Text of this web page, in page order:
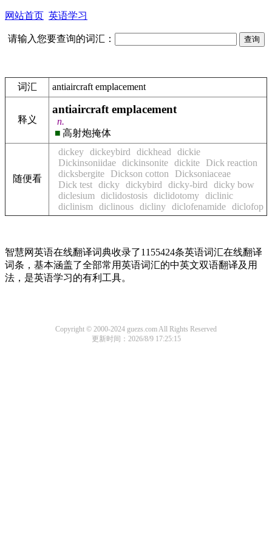
网站首页 英语学习
请输入您要查询的词汇：
词汇 antiaircraft emplacement
释义
antiaircraft emplacement
n.
■ 高射炮掩体
随便看
dickey dickeybird dickhead
dickie
Dickinsoniidae dickinsonite dickite
Dick reaction
dicksbergite
Dickson cotton
Dicksoniaceae
Dick test dicky dickybird dicky-bird
dicky bow
diclesium
diclidostosis diclidotomy diclinic
diclinism
diclinous dicliny diclofenamide diclofop
智慧网英语在线翻译词典收录了1155424条英语词汇在线翻译
词条，基本涵盖了全部常用英语词汇的中英文双语翻译及用
法，是英语学习的有利工具。
Copyright © 2000-2024 guezs.com All Rights Reserved
更新时间：2026/8/9 17:25:15